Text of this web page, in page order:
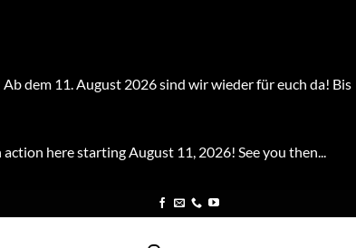
dem 11. August 2026 sind wir wieder für euch da! Bis
here starting August 11, 2026! See you then...